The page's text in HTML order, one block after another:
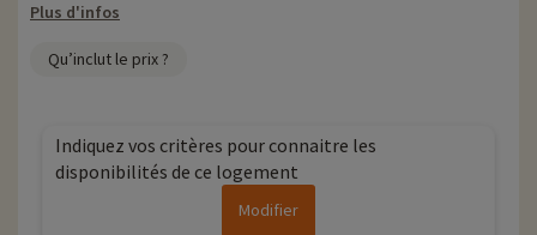
Plus d'infos
Qu’inclut le prix ?
Indiquez vos critères pour connaitre les
disponibilités de ce logement
Modifier